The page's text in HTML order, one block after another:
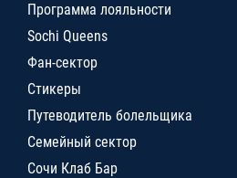
Программа лояльности
Sochi Queens
Фан-сектор
Стикеры
Путеводитель болельщика
Семейный сектор
Сочи Клаб Бар